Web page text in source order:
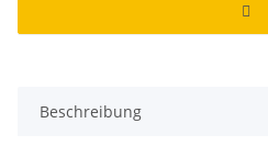
Beschreibung